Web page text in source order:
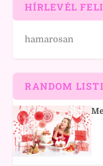
HÍRLEVÉL
hamarosan
RANDOM